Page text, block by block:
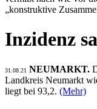
„konstruktive
Inzidenz
31.08.21 NEUMARKT.
Landkreis Neumarkt
liegt bei 93,2. (Mehr)